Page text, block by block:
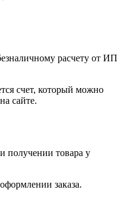
расчету от ИП
счет, который можно
сайте.
получении товара у
заказа.